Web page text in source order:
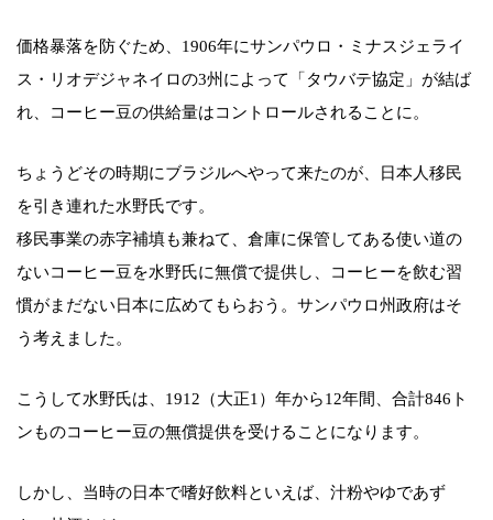
価格暴落を防ぐため、1906年にサンパウロ・ミナスジェライ
ス・リオデジャネイロの3州によって「タウバテ協定」が結ば
れ、コーヒー豆の供給量はコントロールされることに。
ちょうどその時期にブラジルへやって来たのが、日本人移民
を引き連れた水野氏です。
移民事業の赤字補填も兼ねて、倉庫に保管してある使い道の
ないコーヒー豆を水野氏に無償で提供し、コーヒーを飲む習
慣がまだない日本に広めてもらおう。サンパウロ州政府はそ
う考えました。
こうして水野氏は、1912（大正1）年から12年間、合計846ト
ンものコーヒー豆の無償提供を受けることになります。
しかし、当時の日本で嗜好飲料といえば、汁粉やゆであず